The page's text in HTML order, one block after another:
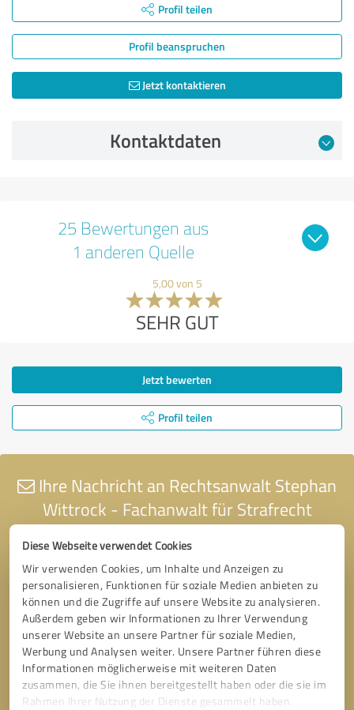
Diese Webseite verwendet Cookies
Wir verwenden Cookies, um Inhalte und Anzeigen zu
personalisieren, Funktionen für soziale Medien anbieten zu
können und die Zugriffe auf unsere Website zu analysieren.
Außerdem geben wir Informationen zu Ihrer Verwendung
unserer Website an unsere Partner für soziale Medien,
Werbung und Analysen weiter. Unsere Partner führen diese
Informationen möglicherweise mit weiteren Daten
zusammen, die Sie ihnen bereitgestellt haben oder die sie im
Rahmen Ihrer Nutzung der Dienste gesammelt haben.
Profil teilen
Profil beanspruchen
Jetzt kontaktieren
Kontaktdaten
25 Bewertungen aus
1 anderen Quelle
5,00 von 5
SEHR GUT
Jetzt bewerten
Profil teilen
Ihre Nachricht an Rechtsanwalt Stephan
Wittrock - Fachanwalt für Strafrecht